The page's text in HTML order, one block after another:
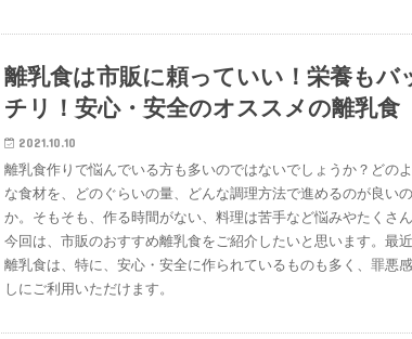
離乳食は市販に頼っていい！栄養もバ
チリ！安心・安全のオススメの離乳食
2021.10.10
離乳食作りで悩んでいる方も多いのではないでしょうか？どの
な食材を、どのぐらいの量、どんな調理方法で進めるのが良いの
か。そもそも、作る時間がない、料理は苦手など悩みやたくさん
今回は、市販のおすすめ離乳食をご紹介したいと思います。最
離乳食は、特に、安心・安全に作られているものも多く、罪悪
しにご利用いただけます。